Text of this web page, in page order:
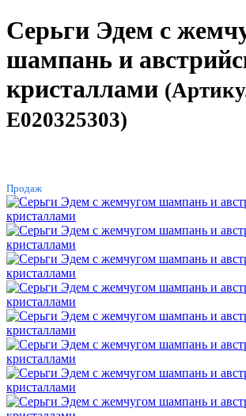
Серьги Эдем с
шампань и
кристаллами
E020325303)
Продаж